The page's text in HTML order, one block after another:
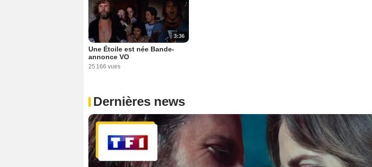
3:36
Une Étoile est née Bande-
annonce VO
25 166 vues
Dernières news